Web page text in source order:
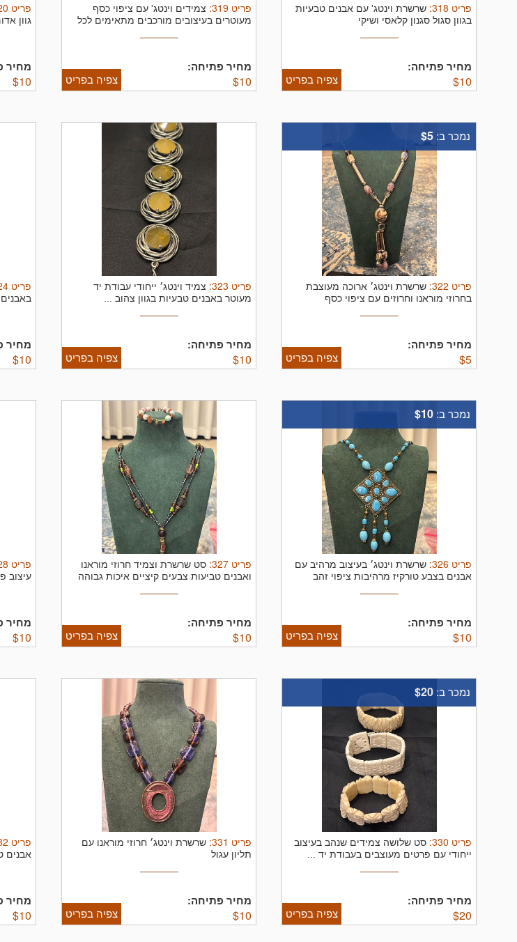
פריט 318
: שרשרת וינטג' עם אבנים טבעיות
בגוון סגול סגנון קלאסי ושיקי
מחיר פתיחה:
$10 צפיה בפריט
פריט 319
: צמידים וינטג' עם ציפוי כסף
מעוטרים בעיצובים מורכבים מתאימים לכל
מחיר פתיחה:
$10 צפיה בפריט
פריט
‏גוון
מחיר
$10
נמכר ב: $5
פריט 322
: שרשרת וינטג׳ ארוכה מעוצבת
בחרוזי מוראנו וחרוזים עם ציפוי כסף
מחיר פתיחה:
$5 צפיה בפריט
פריט 323
: צמיד וינטג׳ ייחודי עבודת יד
מעוטר באבנים טבעיות בגוון צהוב ...
מחיר פתיחה:
$10 צפיה בפריט
פריט
באבנים
מחיר
$10
נמכר ב: $10
פריט 326
: שרשרת וינטג׳ בעיצוב מרהיב עם
אבנים בצבע טורקיז מרהיבות ציפוי זהב
מחיר פתיחה:
$10 צפיה בפריט
פריט 327
: סט שרשרת וצמיד חרוזי מוראנו
ואבנים טביעות צבעים קיציים איכות גבוהה
מחיר פתיחה:
$10 צפיה בפריט
פריט
עיצוב
מחיר
$10
נמכר ב: $20
פריט 330
: סט שלושה צמידים שנהב בעיצוב
ייחודי עם פרטים מעוצבים בעבודת יד ...
מחיר פתיחה:
$20 צפיה בפריט
פריט 331
: שרשרת וינטג׳ חרוזי מוראנו עם
תליון עגול
מחיר פתיחה:
$10 צפיה בפריט
פריט
אבנים
מחיר
$10